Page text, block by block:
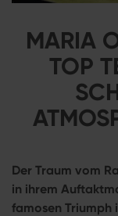
MARIA
TOP
Der Traum vom
in ihrem
famosen Triumph